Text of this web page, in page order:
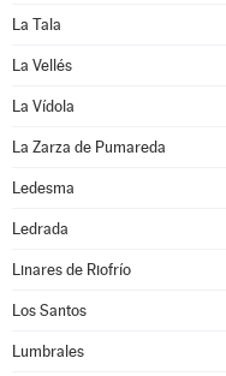
La Tala
La Vellés
La Vídola
La Zarza de Pumareda
Ledesma
Ledrada
Linares de Riofrío
Los Santos
Lumbrales